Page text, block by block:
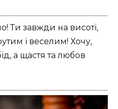
Ти завжди на висоті,
і веселим! Хочу,
а щастя та любов